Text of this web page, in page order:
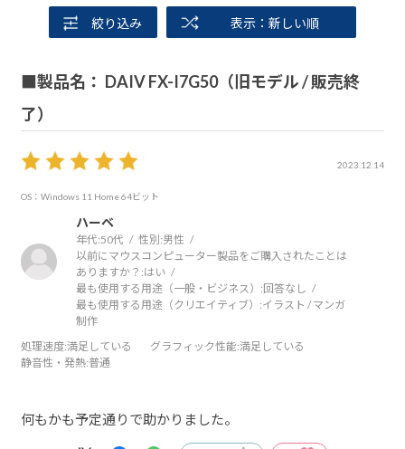
絞り込み 表示：新しい順
■製品名： DAIV FX-I7G50（旧モデル / 販売終
了）
2023.12.14
OS：Windows 11 Home 64ビット
ハーベ
年代:50代 性別:男性
以前にマウスコンピューター製品をご購入されたことは
ありますか？:はい
最も使用する用途（一般・ビジネス）:回答なし
最も使用する用途（クリエイティブ）:イラスト / マンガ
制作
処理速度:満足している グラフィック性能:満足している
静音性・発熱:普通
何もかも予定通りで助かりました。